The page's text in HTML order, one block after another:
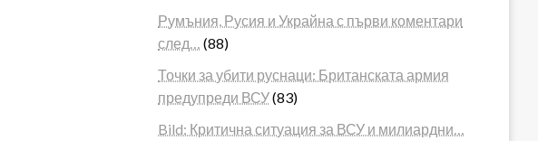
Румъния, Русия и Украйна с първи коментари
след…
(88)
Точки за убити руснаци: Британската армия
предупреди ВСУ(83)
Bild: Критична ситуация за ВСУ и милиардни…